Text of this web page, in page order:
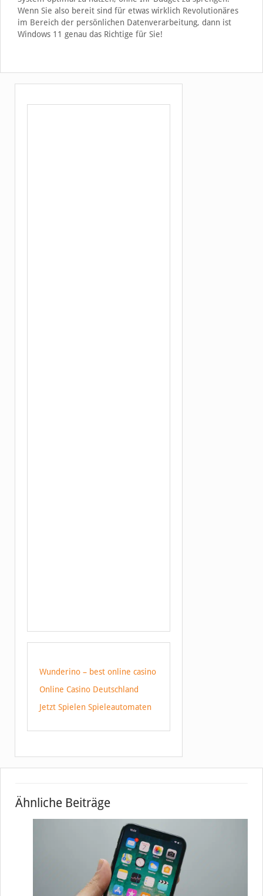
Wenn Sie also bereit sind für etwas wirklich Revolutionäres
im Bereich der persönlichen Datenverarbeitung, dann ist
Windows 11 genau das Richtige für Sie!
Wunderino – best online casino
Online Casino Deutschland
Jetzt Spielen Spieleautomaten
Ähnliche Beiträge